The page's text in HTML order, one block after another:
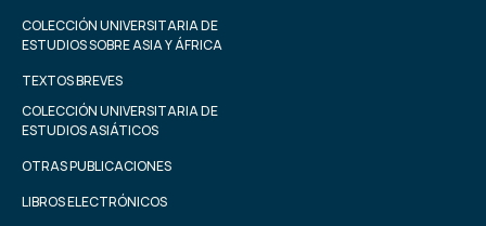
COLECCIÓN UNIVERSITARIA DE
ESTUDIOS SOBRE ASIA Y ÁFRICA
TEXTOS BREVES
COLECCIÓN UNIVERSITARIA DE
ESTUDIOS ASIÁTICOS
OTRAS PUBLICACIONES
LIBROS ELECTRÓNICOS